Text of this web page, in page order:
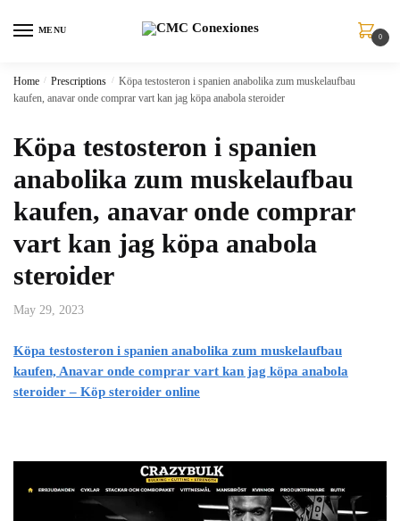
MENU
0
Home / Prescriptions / Köpa testosteron i spanien anabolika zum muskelaufbau
kaufen, anavar onde comprar vart kan jag köpa anabola steroider
Köpa testosteron i spanien
anabolika zum muskelaufbau
kaufen, anavar onde comprar
vart kan jag köpa anabola
steroider
May 29, 2023
Köpa testosteron i spanien anabolika zum muskelaufbau
kaufen, Anavar onde comprar vart kan jag köpa anabola
steroider – Köp steroider online